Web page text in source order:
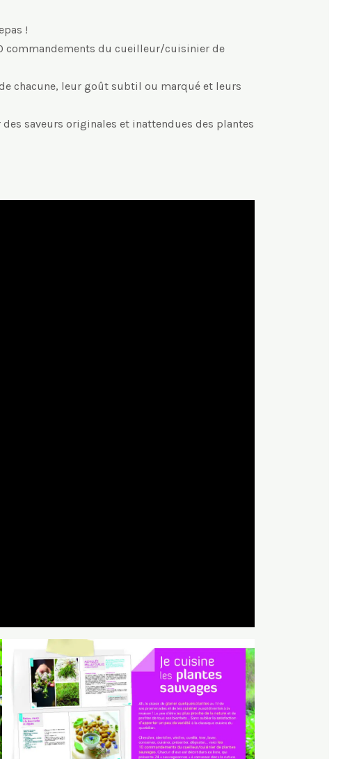
!
commandements du cueilleur/cuisinier de
chacune, leur goût subtil ou marqué et leurs
saveurs originales et inattendues des plantes